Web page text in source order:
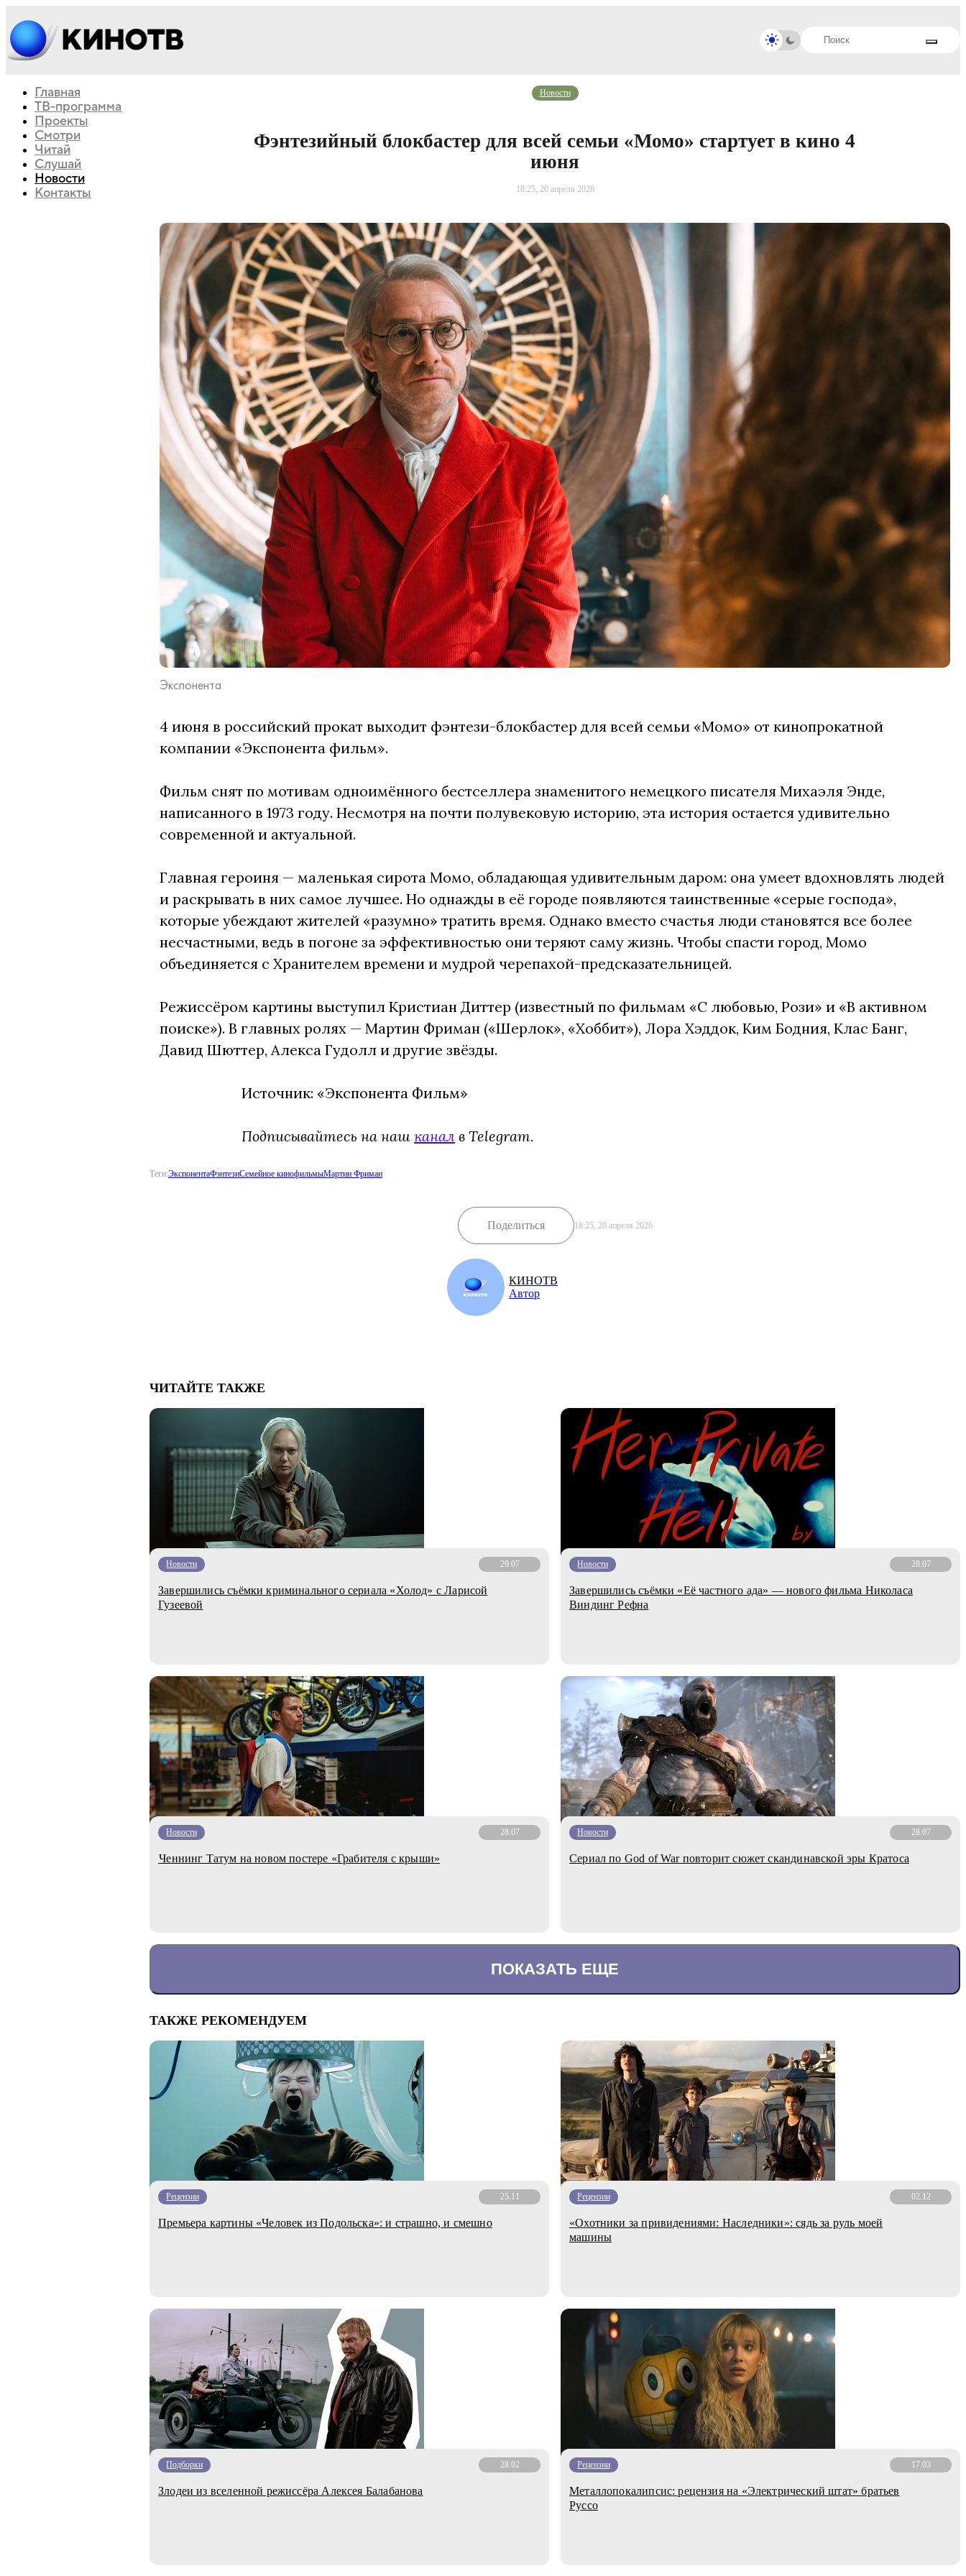
Главная
ТВ-программа
Проекты
Смотри
Читай
Слушай
Новости
Контакты
Новости
Фэнтезийный блокбастер для всей семьи «Момо» стартует в кино 4
июня
18:25, 20 апреля 2026
Экспонента
4 июня в российский прокат выходит фэнтези-блокбастер для всей семьи «Момо» от кинопрокатной
компании «Экспонента фильм».
Фильм снят по мотивам одноимённого бестселлера знаменитого немецкого писателя Михаэля Энде,
написанного в 1973 году. Несмотря на почти полувековую историю, эта история остается удивительно
современной и актуальной.
Главная героиня — маленькая сирота Момо, обладающая удивительным даром: она умеет вдохновлять людей
и раскрывать в них самое лучшее. Но однажды в её городе появляются таинственные «серые господа»,
которые убеждают жителей «разумно» тратить время. Однако вместо счастья люди становятся все более
несчастными, ведь в погоне за эффективностью они теряют саму жизнь. Чтобы спасти город, Момо
объединяется с Хранителем времени и мудрой черепахой-предсказательницей.
Режиссёром картины выступил Кристиан Диттер (известный по фильмам «С любовью, Рози» и «В активном
поиске»). В главных ролях — Мартин Фриман («Шерлок», «Хоббит»), Лора Хэддок, Ким Бодния, Клас Банг,
Давид Шюттер, Алекса Гудолл и другие звёзды.
Источник: «Экспонента Фильм»
Подписывайтесь на наш канал в Telegram.
Теги:ЭкспонентаФэнтезиСемейное кинофильмыМартин Фриман
Поделиться 18:25, 20 апреля 2026
КИНОТВ
Автор
ЧИТАЙТЕ ТАКЖЕ
Новости 29.07
Завершились съёмки криминального сериала «Холод» с Ларисой
Гузеевой
Новости 28.07
Завершились съёмки «Её частного ада» — нового фильма Николаса
Виндинг Рефна
Новости 28.07
Ченнинг Татум на новом постере «Грабителя с крыши»
Новости 28.07
Сериал по God of War повторит сюжет скандинавской эры Кратоса
ПОКАЗАТЬ ЕЩЕ
ТАКЖЕ РЕКОМЕНДУЕМ
Рецензии 25.11
Премьера картины «Человек из Подольска»: и страшно, и смешно
Рецензии 02.12
​​«Охотники за привидениями: Наследники»: сядь за руль моей
машины
Подборки 28.02
Злодеи из вселенной режиссёра Алексея Балабанова
Рецензии 17.03
Металлопокалипсис: рецензия на «Электрический штат» братьев
Руссо